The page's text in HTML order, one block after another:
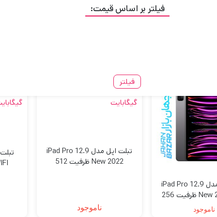
تبلت اپل مدل iPad Pro 12.9
New 2022 WIFI ظرفیت 256
گیگابایت
ناموجود
آکبند
تبلت اپل مدل iPad Pro 12.9
New 2022 ظرفیت 512
ناموجود
فیلتر بر اساس قیمت:
فیلتر